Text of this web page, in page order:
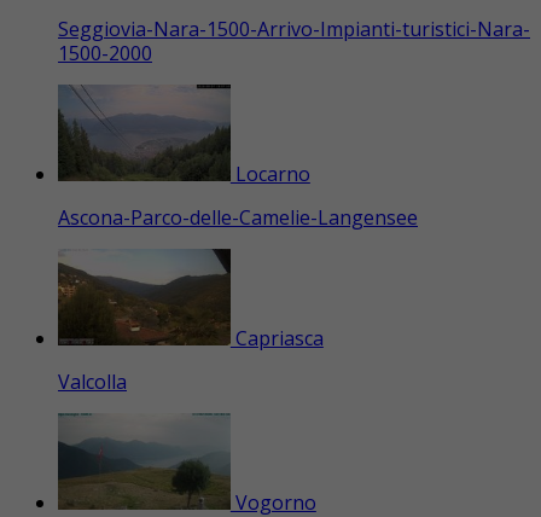
Seggiovia-Nara-1500-Arrivo-Impianti-turistici-Nara-
1500-2000
Locarno
Ascona-Parco-delle-Camelie-Langensee
Capriasca
Valcolla
Vogorno